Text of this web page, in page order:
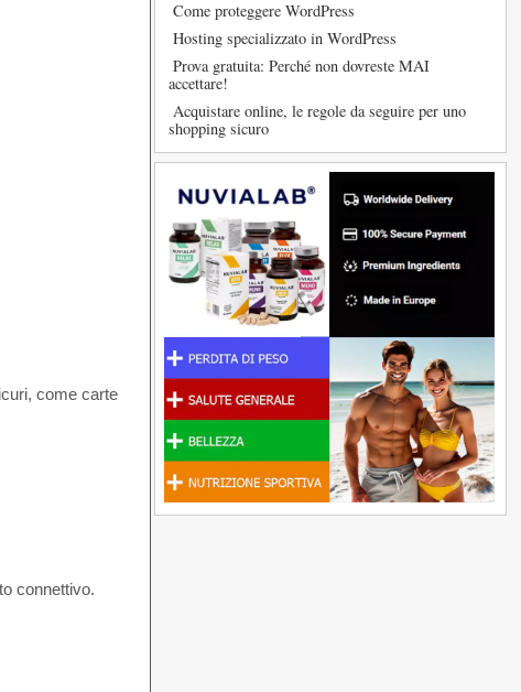
come carte
connettivo.
Come proteggere WordPress
Hosting specializzato in WordPress
Prova gratuita: Perché non dovreste MAI
accettare!
Acquistare online, le regole da seguire per uno
shopping sicuro